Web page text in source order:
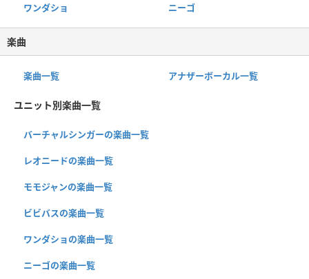
ワンダショ ニーゴ
楽曲
楽曲一覧 アナザーボーカル一覧
ユニット別楽曲一覧
バーチャルシンガーの楽曲一覧
レオニードの楽曲一覧
モモジャンの楽曲一覧
ビビバスの楽曲一覧
ワンダショの楽曲一覧
ニーゴの楽曲一覧